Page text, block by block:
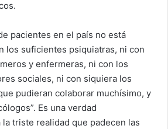
pacientes en el país no está
los suficientes psiquiatras, ni con
y enfermeras, ni con los
sociales, ni con siquiera los
pudieran colaborar muchísimo, y
Es una verdad
triste realidad que padecen las